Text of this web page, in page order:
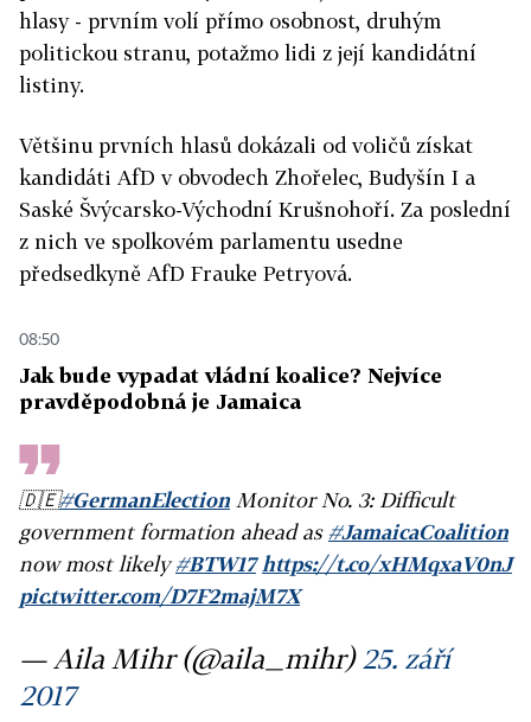
hlasy - prvním volí přímo osobnost, druhým
politickou stranu, potažmo lidi z její kandidátní
listiny.
Většinu prvních hlasů dokázali od voličů získat
kandidáti AfD v obvodech Zhořelec, Budyšín I a
Saské Švýcarsko-Východní Krušnohoří. Za poslední
z nich ve spolkovém parlamentu usedne
předsedkyně AfD Frauke Petryová.
08:50
Jak bude vypadat vládní koalice? Nejvíce
pravděpodobná je Jamaica
🇩🇪#GermanElection Monitor No. 3: Difficult
government formation ahead as#JamaicaCoalition
now most likely#BTW17 https://t.co/xHMqxaV0nJ
pic.twitter.com/D7F2majM7X
— Aila Mihr (@aila_mihr) 25. září
2017